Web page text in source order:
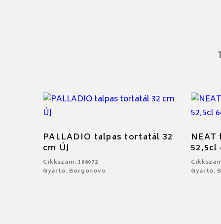
PALLADIO talpas tortatál 32
cm ÚJ
Cikkszám: 186072
Gyártó: Borgonovo
52,5cl
Gyártó: